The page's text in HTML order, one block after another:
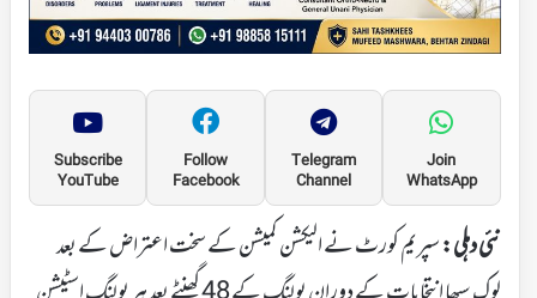
Join
WhatsApp
Telegram
Channel
Follow
Facebook
Subscribe
YouTube
نئی دہلی:سپریم کورٹ نے الیکشن کمیشن کے سخت اعتراض کے بعد